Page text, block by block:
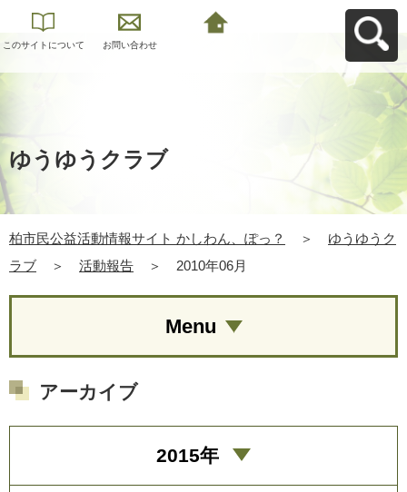
このサイトについて お問い合わせ
ゆうゆうクラブ
柏市民公益活動情報サイト かしわん、ぽっ？ ＞
ゆうゆうク
ラブ
＞ 活動報告 ＞ 2010年06月
Menu
アーカイブ
2015年